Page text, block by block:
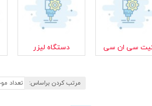
سی ان سی دستگاه لیزر
مرتب کردن براساس: